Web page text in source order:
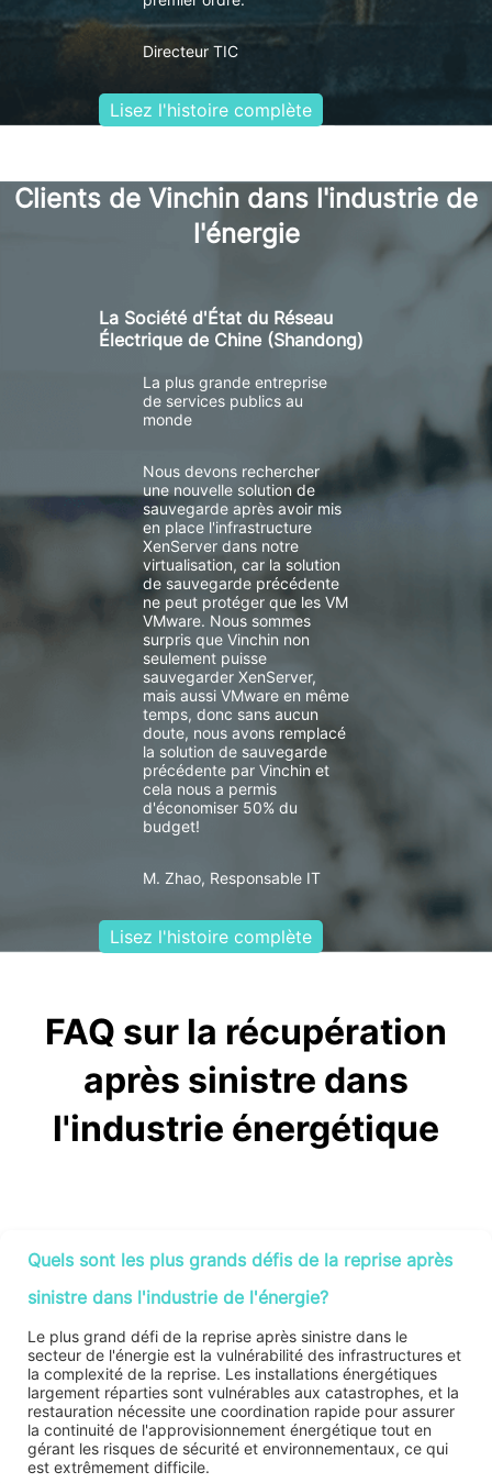
Directeur TIC
Lisez l'histoire complète
Clients de Vinchin dans l'industrie de
l'énergie
La Société d'État du Réseau
Électrique de Chine (Shandong)
La plus grande entreprise
de services publics au
monde
Nous devons rechercher
une nouvelle solution de
sauvegarde après avoir mis
en place l'infrastructure
XenServer dans notre
virtualisation, car la solution
de sauvegarde précédente
ne peut protéger que les VM
VMware. Nous sommes
surpris que Vinchin non
seulement puisse
sauvegarder XenServer,
mais aussi VMware en même
temps, donc sans aucun
doute, nous avons remplacé
la solution de sauvegarde
précédente par Vinchin et
cela nous a permis
d'économiser 50% du
budget!
M. Zhao, Responsable IT
Lisez l'histoire complète
FAQ sur la récupération
après sinistre dans
l'industrie énergétique
Quels sont les plus grands défis de la reprise après
sinistre dans l'industrie de l'énergie?
Le plus grand défi de la reprise après sinistre dans le
secteur de l'énergie est la vulnérabilité des infrastructures et
la complexité de la reprise. Les installations énergétiques
largement réparties sont vulnérables aux catastrophes, et la
restauration nécessite une coordination rapide pour assurer
la continuité de l'approvisionnement énergétique tout en
gérant les risques de sécurité et environnementaux, ce qui
est extrêmement difficile.